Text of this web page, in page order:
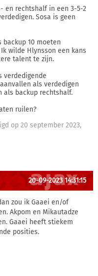
en rechtshalf in een 3-5-2
Sosa is geen
10 moeten
wilde Hlynsson een kans
talent te zijn.
verdedigende
als verdedigen
als backup rechtshalf.
ruilen?
op 20 september 2023,
20-09-2023 14:31:15
zou ik Gaaei en/of
Akpom en Mikautadze
Gaaei heeft stiekem
posities.